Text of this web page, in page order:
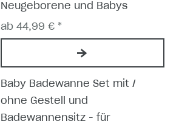
Neugeborene und Babys
ab 44,99 € *
Baby Badewanne Set mit /
ohne Gestell und
Badewannensitz - für